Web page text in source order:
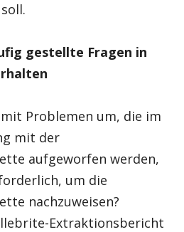
gestellte Fragen in
Problemen um, die im
mit der
aufgeworfen werden,
um die
nachzuweisen?
Extraktionsbericht